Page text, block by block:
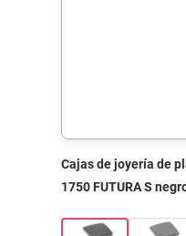
Cajas de joyería de
1750 FUTURA S